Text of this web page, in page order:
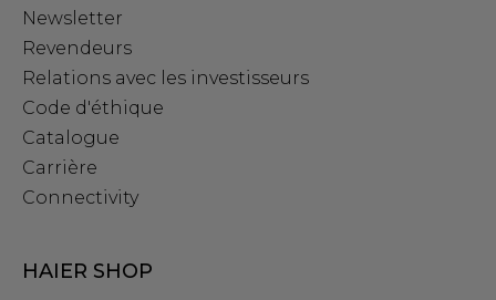
Newsletter
Revendeurs
Relations avec les investisseurs
Code d'éthique
Catalogue
Carrière
Connectivity
HAIER SHOP